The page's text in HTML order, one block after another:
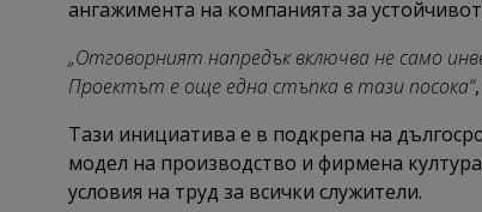
ангажимента на компанията за
„Отговорният напредък включва не само
Проектът е още една стъпка в тази посока“
Тази инициатива е в подкрепа на
модел на производство и фирмена
условия на труд за всички служители.